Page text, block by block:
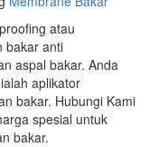
atau
bakar anti
aspal bakar. Anda
aplikator
bakar. Hubungi Kami
spesial untuk
bakar.